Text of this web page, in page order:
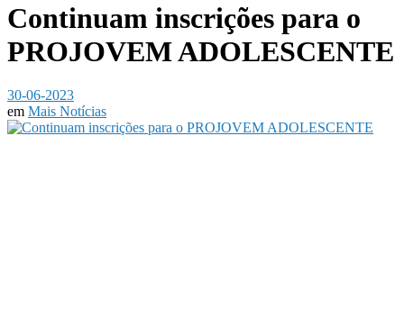
Continuam inscrições para o
PROJOVEM ADOLESCENTE
30-06-2023
em Mais Notícias